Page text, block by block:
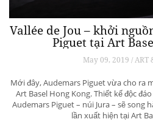
Vallée de Jou – khởi
Piguet tại Art
May 09, 2019 / ART
Mới đây, Audemars Piguet vừa cho ra
Art Basel Hong Kong. Thiết kế độc
Audemars Piguet – núi Jura – sẽ
lần xuất hiện tại Art